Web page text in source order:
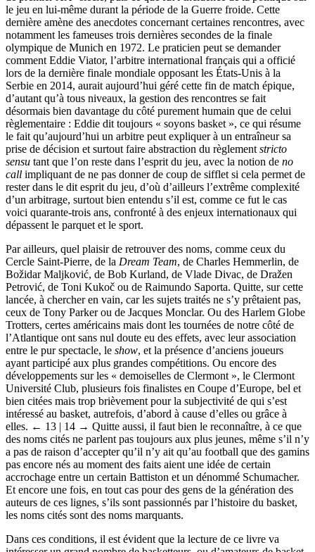
le jeu en lui-même durant la période de la Guerre froide. Cette
dernière amène des anecdotes concernant certaines rencontres, avec
notamment les fameuses trois dernières secondes de la finale
olympique de Munich en 1972. Le praticien peut se demander
comment Eddie Viator, l’arbitre international français qui a officié
lors de la dernière finale mondiale opposant les États-Unis à la
Serbie en 2014, aurait aujourd’hui géré cette fin de match épique,
d’autant qu’à tous niveaux, la gestion des rencontres se fait
désormais bien davantage du côté purement humain que de celui
règlementaire : Eddie dit toujours « soyons basket », ce qui résume
le fait qu’aujourd’hui un arbitre peut expliquer à un entraîneur sa
prise de décision et surtout faire abstraction du règlement stricto
sensu tant que l’on reste dans l’esprit du jeu, avec la notion de no
call impliquant de ne pas donner de coup de sifflet si cela permet de
rester dans le dit esprit du jeu, d’où d’ailleurs l’extrême complexité
d’un arbitrage, surtout bien entendu s’il est, comme ce fut le cas
voici quarante-trois ans, confronté à des enjeux internationaux qui
dépassent le parquet et le sport.
Par ailleurs, quel plaisir de retrouver des noms, comme ceux du
Cercle Saint-Pierre, de la Dream Team, de Charles Hemmerlin, de
Božidar Maljković, de Bob Kurland, de Vlade Divac, de Dražen
Petrović, de Toni Kukoč ou de Raimundo Saporta. Quitte, sur cette
lancée, à chercher en vain, car les sujets traités ne s’y prêtaient pas,
ceux de Tony Parker ou de Jacques Monclar. Ou des Harlem Globe
Trotters, certes américains mais dont les tournées de notre côté de
l’Atlantique ont sans nul doute eu des effets, avec leur association
entre le pur spectacle, le show, et la présence d’anciens joueurs
ayant participé aux plus grandes compétitions. Ou encore des
développements sur les « demoiselles de Clermont », le Clermont
Université Club, plusieurs fois finalistes en Coupe d’Europe, bel et
bien citées mais trop brièvement pour la subjectivité de qui s’est
intéressé au basket, autrefois, d’abord à cause d’elles ou grâce à
elles. ← 13 | 14 → Quitte aussi, il faut bien le reconnaître, à ce que
des noms cités ne parlent pas toujours aux plus jeunes, même s’il n’y
a pas de raison d’accepter qu’il n’y ait qu’au football que des gamins
pas encore nés au moment des faits aient une idée de certain
accrochage entre un certain Battiston et un dénommé Schumacher.
Et encore une fois, en tout cas pour des gens de la génération des
auteurs de ces lignes, s’ils sont passionnés par l’histoire du basket,
les noms cités sont des noms marquants.
Dans ces conditions, il est évident que la lecture de ce livre va